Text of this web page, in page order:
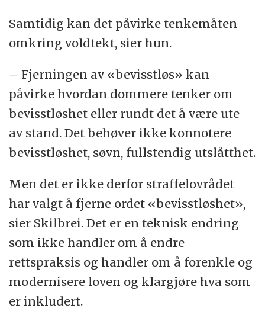
Samtidig kan det påvirke tenkemåten
omkring voldtekt, sier hun.
– Fjerningen av «bevisstløs» kan
påvirke hvordan dommere tenker om
bevisstløshet eller rundt det å være ute
av stand. Det behøver ikke konnotere
bevisstløshet, søvn, fullstendig utslåtthet.
Men det er ikke derfor straffelovrådet
har valgt å fjerne ordet «bevisstløshet»,
sier Skilbrei. Det er en teknisk endring
som ikke handler om å endre
rettspraksis og handler om å forenkle og
modernisere loven og klargjøre hva som
er inkludert.